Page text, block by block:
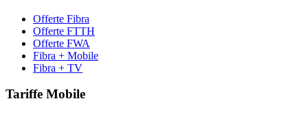
Offerte Fibra
Offerte FTTH
Offerte FWA
Fibra + Mobile
Fibra + TV
Tariffe Mobile